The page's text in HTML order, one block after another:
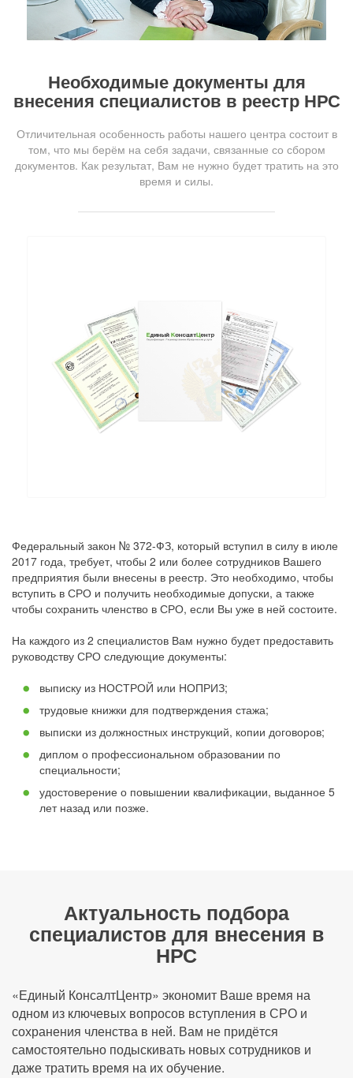
Необходимые документы для
внесения специалистов в реестр НРС
Отличительная особенность работы нашего центра состоит в
том, что мы берём на себя задачи, связанные со сбором
документов. Как результат, Вам не нужно будет тратить на это
время и силы.
Федеральный закон № 372-ФЗ, который вступил в силу в июле
2017 года, требует, чтобы 2 или более сотрудников Вашего
предприятия были внесены в реестр. Это необходимо, чтобы
вступить в СРО и получить необходимые допуски, а также
чтобы сохранить членство в СРО, если Вы уже в ней состоите.
На каждого из 2 специалистов Вам нужно будет предоставить
руководству СРО следующие документы:
выписку из НОСТРОЙ или НОПРИЗ;
трудовые книжки для подтверждения стажа;
выписки из должностных инструкций, копии договоров;
диплом о профессиональном образовании по
специальности;
удостоверение о повышении квалификации, выданное 5
лет назад или позже.
Актуальность подбора
специалистов для внесения в
НРС
«Единый КонсалтЦентр» экономит Ваше время на
одном из ключевых вопросов вступления в СРО и
сохранения членства в ней. Вам не придётся
самостоятельно подыскивать новых сотрудников и
даже тратить время на их обучение.